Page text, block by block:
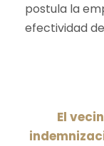
postula la
efectividad
El